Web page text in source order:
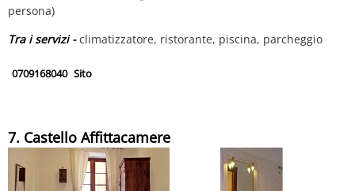
persona)
Tra i servizi -climatizzatore, ristorante, piscina, parcheggio
0709168040 Sito
7. Castello Affittacamere